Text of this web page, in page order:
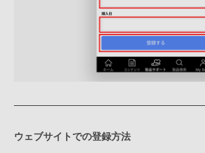
ウェブサイトでの登録方法